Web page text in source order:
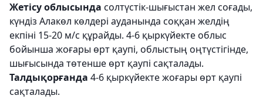
Жетісу облысында солтүстік-шығыстан жел соғады,
күндіз Алакөл көлдері ауданында соққан желдің
екпіні 15-20 м/с құрайды. 4-6 қыркүйекте облыс
бойынша жоғары өрт қаупі, облыстың оңтүстігінде,
шығысында төтенше өрт қаупі сақталады.
Талдықорғанда 4-6 қыркүйекте жоғары өрт қаупі
сақталады.